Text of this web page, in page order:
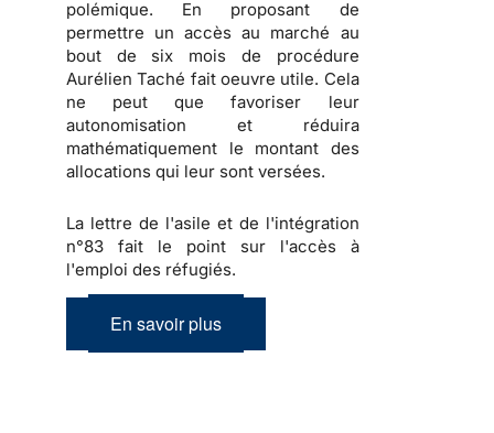
polémique. En proposant de
permettre un accès au marché au
bout de six mois de procédure
Aurélien Taché fait oeuvre utile. Cela
ne peut que favoriser leur
autonomisation et réduira
mathématiquement le montant des
allocations qui leur sont versées.
La lettre de l'asile et de l'intégration
n°83 fait le point sur l'accès à
l'emploi des réfugiés.
En savoir plus